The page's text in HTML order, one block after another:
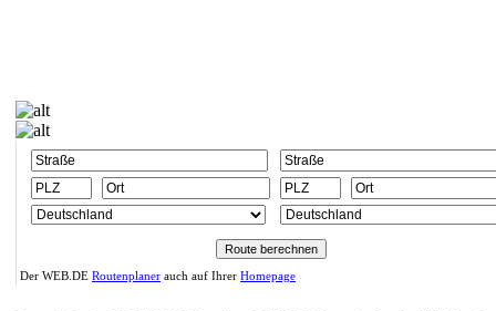
Der WEB.DE Routenplaner auch auf Ihrer Homepage